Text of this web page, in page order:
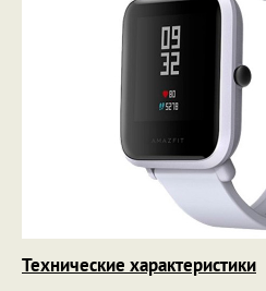
Технические характеристики